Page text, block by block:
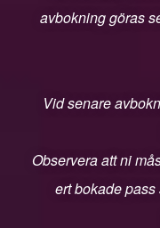
avbokning göras
Vid senare
Observera att ni
ert bokade pass